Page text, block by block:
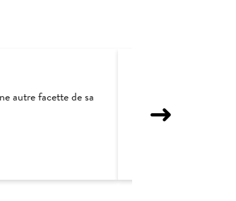
autre facette de sa